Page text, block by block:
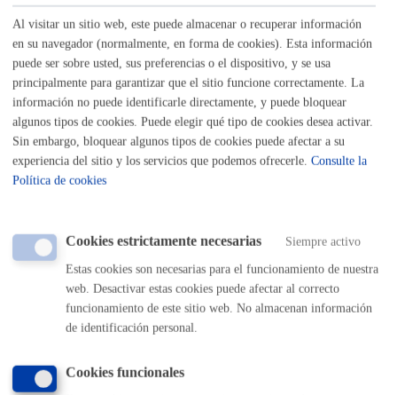
Buscar
Listado completo de Trámites
Trabajo o busco trabajo
Busco empleo o quiero cambiar de empleo
Gestiones para empresas
Volver al índice Volver atrás
Al visitar un sitio web, este puede almacenar o recuperar información
en su navegador (normalmente, en forma de cookies). Esta información
puede ser sobre usted, sus preferencias o el dispositivo, y se usa
principalmente para garantizar que el sitio funcione correctamente. La
información no puede identificarle directamente, y puede bloquear
algunos tipos de cookies. Puede elegir qué tipo de cookies desea activar.
Sin embargo, bloquear algunos tipos de cookies puede afectar a su
experiencia del sitio y los servicios que podemos ofrecerle. Consulte la
Política de cookies
Cookies estrictamente necesarias Siempre activo
Estas cookies son necesarias para el funcionamiento de nuestra
web. Desactivar estas cookies puede afectar al correcto
funcionamiento de este sitio web. No almacenan información
de identificación personal.
Cookies funcionales